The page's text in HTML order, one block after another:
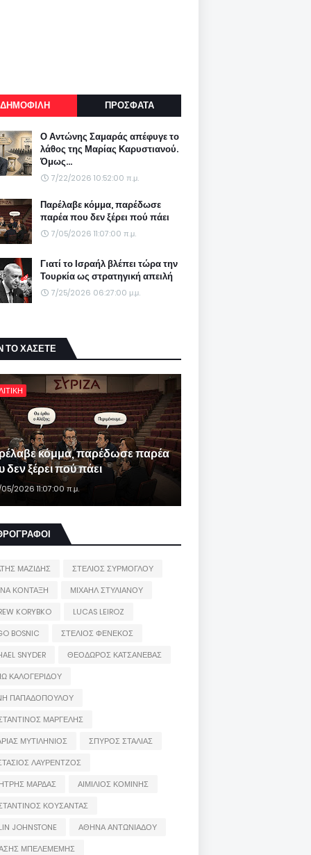
ΔΗΜΟΦΙΛΗ ΠΡΟΣΦΑΤΑ
Ο Αντώνης Σαμαράς απέφυγε το
λάθος της Μαρίας Καρυστιανού.
Όμως...
7/22/2026 10:52:00 π.μ.
Παρέλαβε κόμμα, παρέδωσε
παρέα που δεν ξέρει πού πάει
7/05/2026 11:07:00 π.μ.
Γιατί το Ισραήλ βλέπει τώρα την
Τουρκία ως στρατηγική απειλή
7/25/2026 06:27:00 μ.μ.
ΤΟ ΧΑΣΕΤΕ
κόμμα, παρέδωσε παρέα
δεν ξέρει πού πάει
2026 11:07:00 π.μ.
ΜΑΖΙΔΗΣ
ΣΤΕΛΙΟΣ ΣΥΡΜΟΓΛΟΥ
ΚΟΝΤΑΞΗ
ΜΙΧΑΗΛ ΣΤΥΛΙΑΝΟΥ
KORYBKO
LUCAS LEIROZ
BOSNIC
ΣΤΕΛΙΟΣ ΦΕΝΕΚΟΣ
SNYDER
ΘΕΟΔΩΡΟΣ ΚΑΤΣΑΝΕΒΑΣ
ΚΑΛΟΓΕΡΙΔΟΥ
ΠΑΠΑΔΟΠΟΥΛΟΥ
ΜΑΡΓΕΛΗΣ
ΜΥΤΙΛΗΝΙΟΣ
ΣΠΥΡΟΣ ΣΤΑΛΙΑΣ
ΛΑΥΡΕΝΤΖΟΣ
ΜΑΡΔΑΣ
ΑΙΜΙΛΙΟΣ ΚΟΜΙΝΗΣ
ΚΟΥΣΑΝΤΑΣ
JOHNSTONE
ΑΘΗΝΑ ΑΝΤΩΝΙΑΔΟΥ
ΜΠΕΛΕΜΕΜΗΣ